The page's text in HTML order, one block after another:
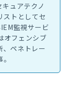
ュアテクノ
ストとしてセ
監視サービ
オフェンシブ
、ペネトレー